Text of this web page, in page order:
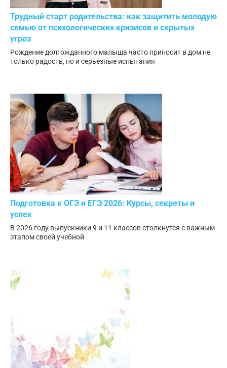
Трудный старт родительства: как защитить молодую
семью от психологических кризисов и скрытых
угроз
Рождение долгожданного малыша часто приносит в дом не
только радость, но и серьезные испытания
Подготовка к ОГЭ и ЕГЭ 2026: Курсы, секреты и
успех
В 2026 году выпускники 9 и 11 классов столкнутся с важным
этапом своей учебной